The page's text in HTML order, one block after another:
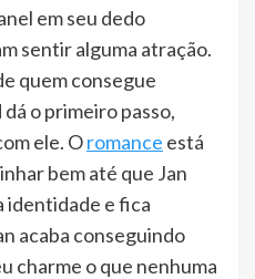
em seu dedo
sentir alguma atração.
quem consegue
o primeiro passo,
ele. Oromance está
bem até que Jan
identidade e fica
acaba conseguindo
charme o que nenhuma